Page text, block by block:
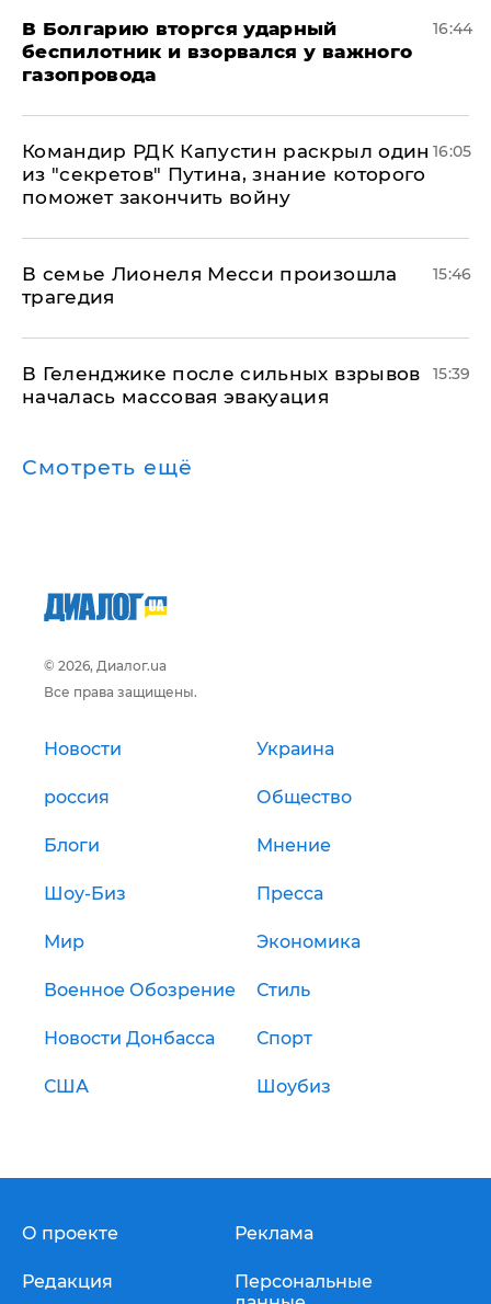
В Болгарию вторгся ударный
беспилотник и взорвался у важного
газопровода
16:44
Командир РДК Капустин раскрыл один
из "секретов" Путина, знание которого
поможет закончить войну
16:05
В семье Лионеля Месси произошла
трагедия
15:46
В Геленджике после сильных взрывов
началась массовая эвакуация
15:39
Смотреть ещё
© 2026, Диалог.ua
Все права защищены.
Новости Украина
россия Общество
Блоги Мнение
Шоу-Биз Пресса
Мир Экономика
Военное Обозрение Стиль
Новости Донбасса Спорт
США Шоубиз
О проекте
Редакция
Реклама
Персональные